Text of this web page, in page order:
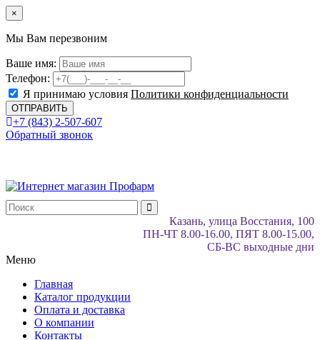
×
Мы Вам перезвоним
Ваше имя:
Телефон:
Я принимаю условия Политики конфиденциальности
+7 (843) 2-507-607
Обратный звонок
Казань, улица Восстания, 100
ПН-ЧТ 8.00-16.00, ПЯТ 8.00-15.00,
СБ-ВС выходные дни
Меню
Главная
Каталог продукции
Оплата и доставка
О компании
Контакты